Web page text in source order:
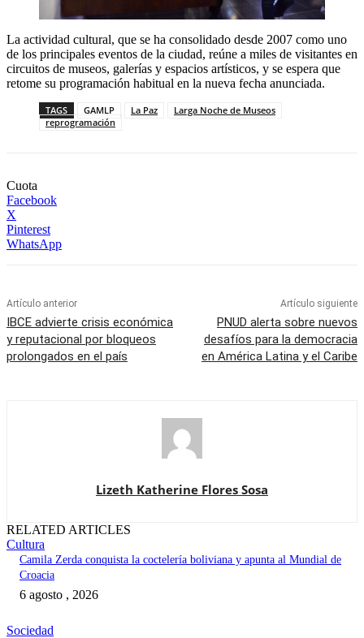
La actividad cultural, que se ha consolidado desde 2007 como uno
de los principales eventos de la ciudad, reúne a miles de visitantes en
circuitos de museos, galerías y espacios artísticos, y se espera que
retome su programación habitual en la nueva fecha anunciada.
TAGS GAMLP La Paz
Larga Noche de Museos
reprogramación
Cuota
Facebook
X
Pinterest
WhatsApp
Artículo anterior
IBCE advierte crisis económica
y reputacional por bloqueos
prolongados en el país
Artículo siguiente
PNUD alerta sobre nuevos
desafíos para la democracia
en América Latina y el Caribe
Lizeth Katherine Flores Sosa
RELATED ARTICLES
Cultura
Camila Zerda conquista la coctelería boliviana y apunta al Mundial de
Croacia
6 agosto , 2026
Sociedad